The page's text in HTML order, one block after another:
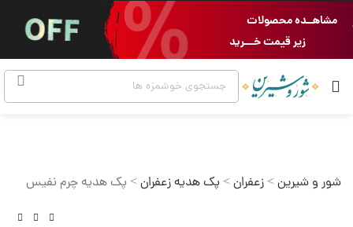
مشاهــده محصولات
زیر قیمت خـــرید
شور و شیرین> زعفران> پک هدیه زعفران> پک هدیه چرم نفیس